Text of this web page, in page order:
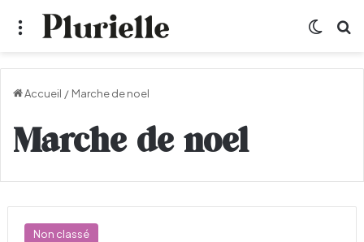
Menu
Accueil / Marche de noel
Marche de noel
Non classé